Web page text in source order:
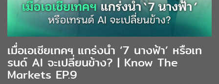
เมื่อเอเชียเทคฯ แกร่งนำ ‘7 นางฟ้า’ หรือเท
รนด์ AI จะเปลี่ยนข้าง? | Know The
Markets EP.9